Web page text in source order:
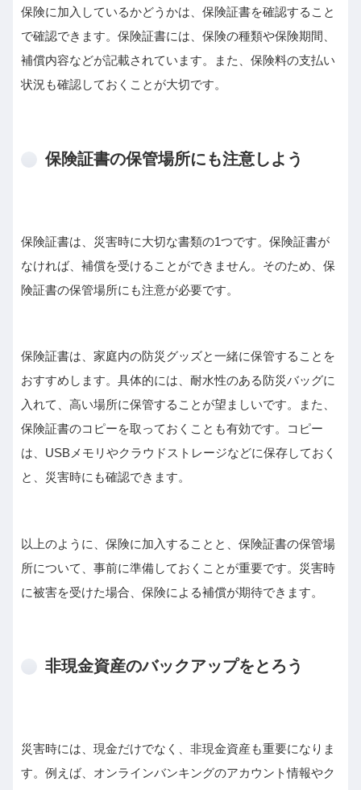
保険に加入しているかどうかは、保険証書を確認すること
で確認できます。保険証書には、保険の種類や保険期間、
補償内容などが記載されています。また、保険料の支払い
状況も確認しておくことが大切です。
保険証書の保管場所にも注意しよう
保険証書は、災害時に大切な書類の1つです。保険証書が
なければ、補償を受けることができません。そのため、保
険証書の保管場所にも注意が必要です。
保険証書は、家庭内の防災グッズと一緒に保管することを
おすすめします。具体的には、耐水性のある防災バッグに
入れて、高い場所に保管することが望ましいです。また、
保険証書のコピーを取っておくことも有効です。コピー
は、USBメモリやクラウドストレージなどに保存しておく
と、災害時にも確認できます。
以上のように、保険に加入することと、保険証書の保管場
所について、事前に準備しておくことが重要です。災害時
に被害を受けた場合、保険による補償が期待できます。
非現金資産のバックアップをとろう
災害時には、現金だけでなく、非現金資産も重要になりま
す。例えば、オンラインバンキングのアカウント情報やク